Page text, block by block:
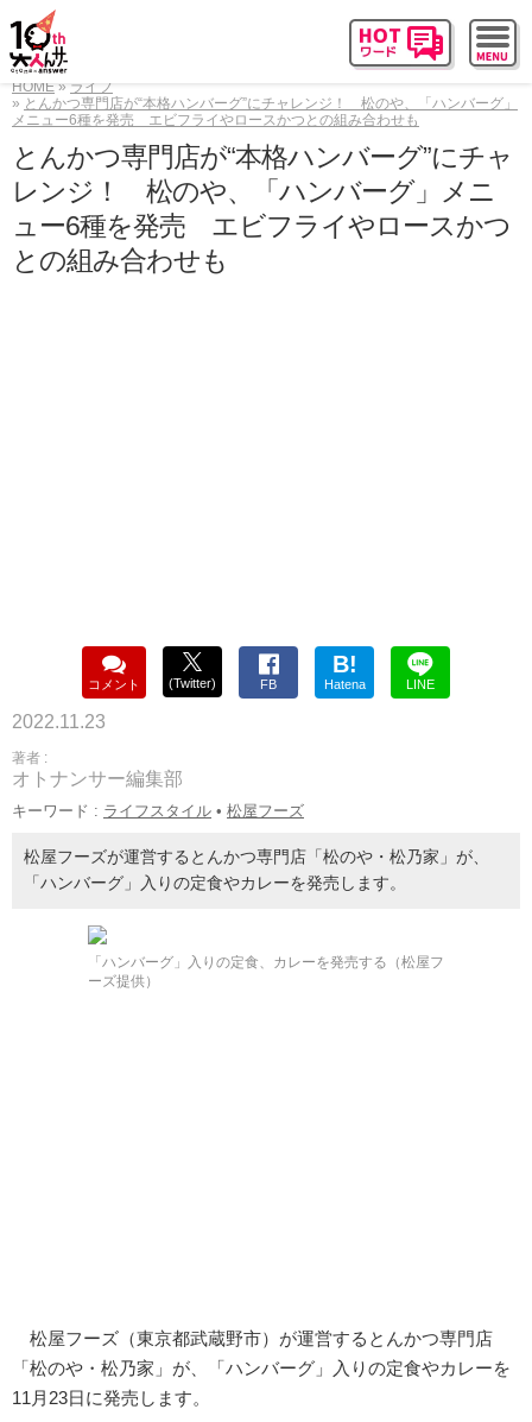
HOME
ライフ
とんかつ専門店が“本格ハンバーグ”にチャレンジ！ 松のや、「ハンバーグ」
メニュー6種を発売 エビフライやロースかつとの組み合わせも
とんかつ専門店が“本格ハンバーグ”にチャ
レンジ！ 松のや、「ハンバーグ」メニ
ュー6種を発売 エビフライやロースかつ
との組み合わせも
コメント (Twitter) FB
B!
Hatena LINE
2022.11.23
著者 :
オトナンサー編集部
キーワード : ライフスタイル • 松屋フーズ
松屋フーズが運営するとんかつ専門店「松のや・松乃家」が、
「ハンバーグ」入りの定食やカレーを発売します。
「ハンバーグ」入りの定食、カレーを発売する（松屋フ
ーズ提供）
松屋フーズ（東京都武蔵野市）が運営するとんかつ専門店
「松のや・松乃家」が、「ハンバーグ」入りの定食やカレーを
11月23日に発売します。